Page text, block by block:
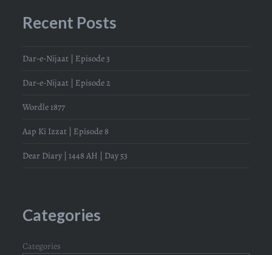
Recent Posts
Dar-e-Nijaat | Episode 3
Dar-e-Nijaat | Episode 2
Wordle 1877
Aap Ki Izzat | Episode 8
Dear Diary | 1448 AH | Day 53
Categories
Categories